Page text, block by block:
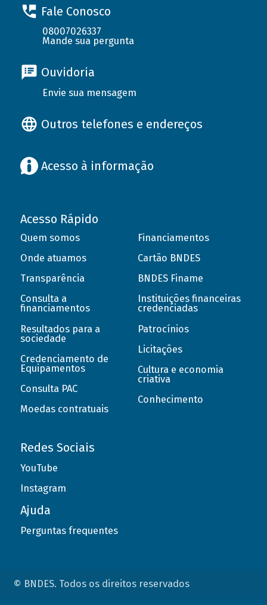
Fale Conosco
08007026337
Mande sua pergunta
Ouvidoria
Envie sua mensagem
Outros telefones e endereços
Acesso à informação
Acesso Rápido
Quem somos
Onde atuamos
Transparência
Consulta a
financiamentos
Resultados para a
sociedade
Credenciamento de
Equipamentos
Consulta PAC
Moedas contratuais
Financiamentos
Cartão BNDES
BNDES Finame
Instituições financeiras
credenciadas
Patrocínios
Licitações
Cultura e economia
criativa
Conhecimento
Redes Sociais
YouTube
Instagram
Ajuda
Perguntas frequentes
© BNDES. Todos os direitos reservados